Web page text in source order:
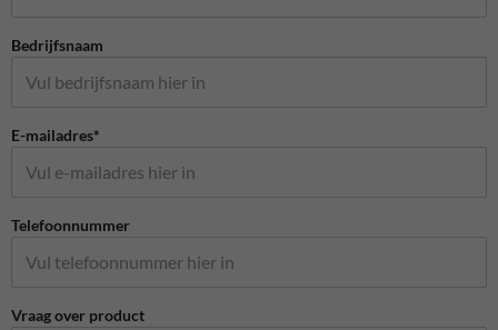
Bedrijfsnaam
E-mailadres*
Telefoonnummer
Vraag over product